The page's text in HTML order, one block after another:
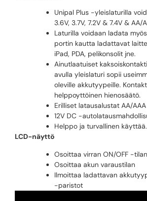
Unipal Plus -yleislaturilla
3.6V, 3.7V, 7.2V & 7.4V & AA/
Laturilla voidaan ladata
portin kautta ladattavat
iPad, PDA, pelikonsolit jne.
Ainutlaatuiset
avulla yleislaturi sopii
oleville akkutyypeille.
helppoyttöinen hienosäätö.
Erilliset latausalustat AA/
12V DC -
Helppo ja turvallinen käyttää.
LCD-näyttö
Osoittaa virran ON/OFF -tilan
Osoittaa akun varaustilan
Ilmoittaa ladattavan
-paristot